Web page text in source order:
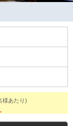
様あたり)